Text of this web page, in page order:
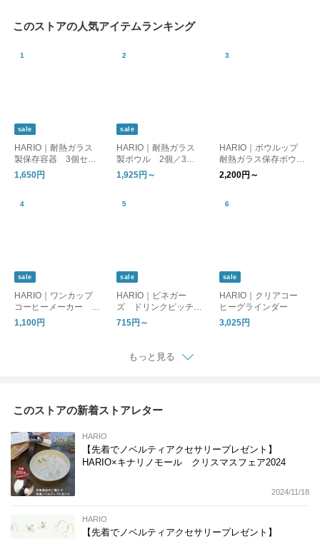
このストアの人気アイテムランキング
sale
HARIO｜耐熱ガラス
製保存容器 3個セッ
ト
1,650円
sale
HARIO｜耐熱ガラス
製ボウル 2個／3個
セット
1,925円～
HARIO｜ボウルップ
耐熱ガラス保存ボウル
クリア セット
2,200円～
sale
HARIO｜ワンカップ
コーヒーメーカー B
ATON ［母の日/ギフ
ト］
1,100円
sale
HARIO｜ビネガー
ズ ドリンクピッチャ
ー／フルーツポット
715円～
sale
HARIO｜クリアコー
ヒーグラインダー
3,025円
もっと見る
このストアの新着ストアレター
HARIO
【先着でノベルティアクセサリープレゼント】
HARIO×キナリノモール クリスマスフェア2024
2024/11/18
HARIO
【先着でノベルティアクセサリープレゼント】